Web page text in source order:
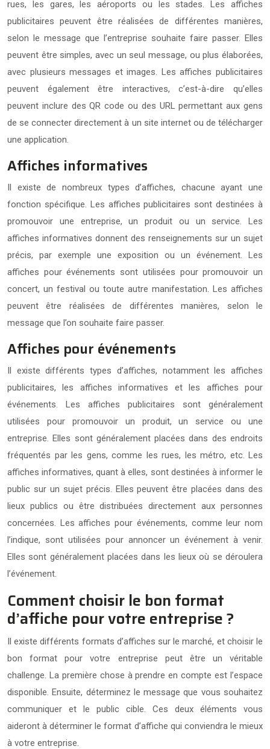
rues, les gares, les aéroports ou les stades. Les affiches
publicitaires peuvent être réalisées de différentes manières,
selon le message que l’entreprise souhaite faire passer. Elles
peuvent être simples, avec un seul message, ou plus élaborées,
avec plusieurs messages et images. Les affiches publicitaires
peuvent également être interactives, c’est-à-dire qu’elles
peuvent inclure des QR code ou des URL permettant aux gens
de se connecter directement à un site internet ou de télécharger
une application.
Affiches informatives
Il existe de nombreux types d’affiches, chacune ayant une
fonction spécifique. Les affiches publicitaires sont destinées à
promouvoir une entreprise, un produit ou un service. Les
affiches informatives donnent des renseignements sur un sujet
précis, par exemple une exposition ou un événement. Les
affiches pour événements sont utilisées pour promouvoir un
concert, un festival ou toute autre manifestation. Les affiches
peuvent être réalisées de différentes manières, selon le
message que l’on souhaite faire passer.
Affiches pour événements
Il existe différents types d’affiches, notamment les affiches
publicitaires, les affiches informatives et les affiches pour
événements. Les affiches publicitaires sont généralement
utilisées pour promouvoir un produit, un service ou une
entreprise. Elles sont généralement placées dans des endroits
fréquentés par les gens, comme les rues, les métro, etc. Les
affiches informatives, quant à elles, sont destinées à informer le
public sur un sujet précis. Elles peuvent être placées dans des
lieux publics ou être distribuées directement aux personnes
concernées. Les affiches pour événements, comme leur nom
l’indique, sont utilisées pour annoncer un événement à venir.
Elles sont généralement placées dans les lieux où se déroulera
l’événement.
Comment choisir le bon format
d’affiche pour votre entreprise ?
Il existe différents formats d’affiches sur le marché, et choisir le
bon format pour votre entreprise peut être un véritable
challenge. La première chose à prendre en compte est l’espace
disponible. Ensuite, déterminez le message que vous souhaitez
communiquer et le public cible. Ces deux éléments vous
aideront à déterminer le format d’affiche qui conviendra le mieux
à votre entreprise.